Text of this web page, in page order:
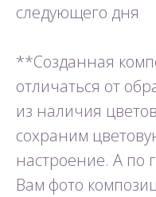
следующего дня
**Созданная
отличаться от
из наличия
сохраним
настроение. А по
Вам фото